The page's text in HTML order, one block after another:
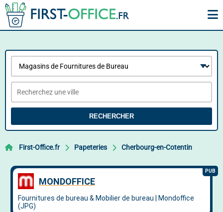
RECHERCHER
First-Office.fr Papeteries Cherbourg-en-Cotentin